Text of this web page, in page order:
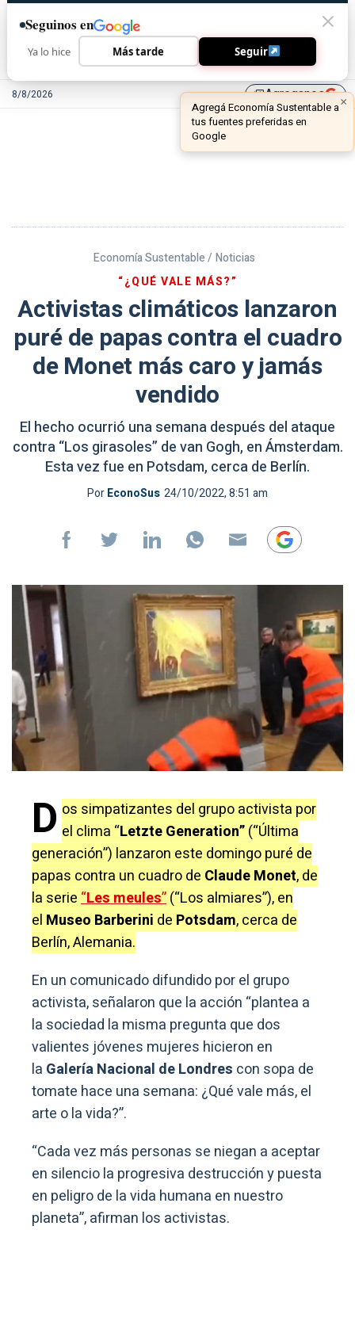
8/8/2026 library_addAgreganos
Economía Sustentable / Noticias
“¿QUÉ VALE MÁS?”
Activistas climáticos lanzaron
puré de papas contra el cuadro
de Monet más caro y jamás
vendido
El hecho ocurrió una semana después del ataque
contra “Los girasoles” de van Gogh, en Ámsterdam.
Esta vez fue en Potsdam, cerca de Berlín.
PorEconoSus 24/10/2022, 8:51 am
D os simpatizantes del grupo activista por
el clima “Letzte Generation”(“Última
generación”) lanzaron este domingo puré de
papas contra un cuadro de Claude Monet, de
la serie“Les meules”(“Los almiares”), en
el Museo Barberini de Potsdam, cerca de
Berlín, Alemania.
En un comunicado difundido por el grupo
activista, señalaron que la acción “plantea a
la sociedad la misma pregunta que dos
valientes jóvenes mujeres hicieron en
la Galería Nacional de Londres con sopa de
tomate hace una semana: ¿Qué vale más, el
arte o la vida?”.
“Cada vez más personas se niegan a aceptar
en silencio la progresiva destrucción y puesta
en peligro de la vida humana en nuestro
planeta”, afirman los activistas.
Seguinos en
Ya lo hice Más tarde Seguir